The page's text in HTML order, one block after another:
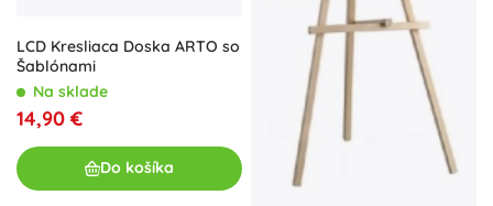
LCD Kresliaca Doska ARTO so
Šablónami
Na sklade
14,90 €
Do košíka